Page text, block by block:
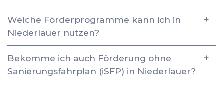
Welche Förderprogramme kann ich in
Niederlauer nutzen?
Bekomme ich auch Förderung ohne
Sanierungsfahrplan (iSFP) in Niederlauer?